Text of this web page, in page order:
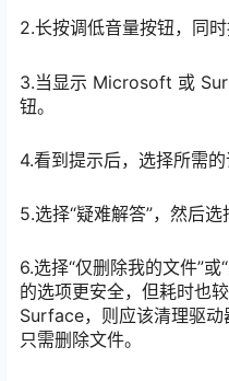
2.长按调低音量按钮，同时
3.当显示 Microsoft 或
钮。
4.看到提示后，选择所需的
5.选择“疑难解答”，然后选
6.选择“仅删除我的文件”
的选项更安全，但耗时也
Surface，则应该清理驱
只需删除文件。